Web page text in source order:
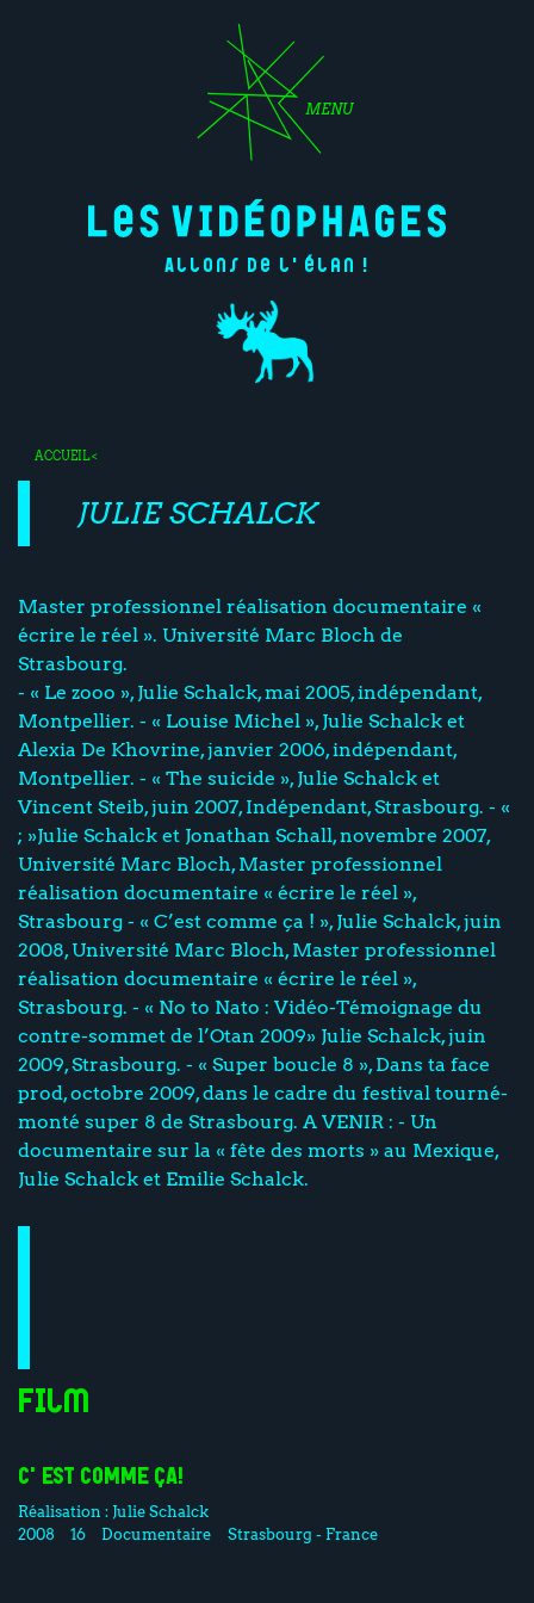
MENU
Allons de l'élan !
ACCUEIL<
JULIE SCHALCK
Master professionnel réalisation documentaire «
écrire le réel ». Université Marc Bloch de
Strasbourg.
- « Le zooo », Julie Schalck, mai 2005, indépendant,
Montpellier. - « Louise Michel », Julie Schalck et
Alexia De Khovrine, janvier 2006, indépendant,
Montpellier. - « The suicide », Julie Schalck et
Vincent Steib, juin 2007, Indépendant, Strasbourg. - «
; »Julie Schalck et Jonathan Schall, novembre 2007,
Université Marc Bloch, Master professionnel
réalisation documentaire « écrire le réel »,
Strasbourg - « C’est comme ça ! », Julie Schalck, juin
2008, Université Marc Bloch, Master professionnel
réalisation documentaire « écrire le réel »,
Strasbourg. - « No to Nato : Vidéo-Témoignage du
contre-sommet de l’Otan 2009» Julie Schalck, juin
2009, Strasbourg. - « Super boucle 8 », Dans ta face
prod, octobre 2009, dans le cadre du festival tourné-
monté super 8 de Strasbourg. A VENIR : - Un
documentaire sur la « fête des morts » au Mexique,
Julie Schalck et Emilie Schalck.
Film
C'EST COMME ÇA!
Réalisation : Julie Schalck
2008
16 Documentaire Strasbourg - France